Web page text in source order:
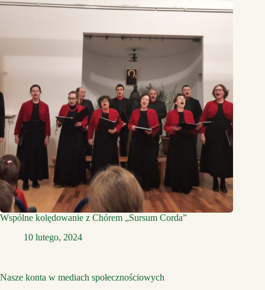
Wspólne kolędowanie z Chórem „Sursum Corda”
10 lutego, 2024
Nasze konta w mediach społecznościowych